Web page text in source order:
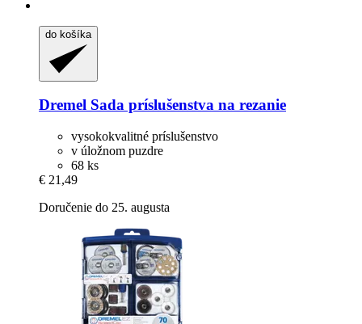
do košíka
Dremel Sada príslušenstva na rezanie
vysokokvalitné príslušenstvo
v úložnom puzdre
68 ks
€ 21,49
Doručenie do 25. augusta